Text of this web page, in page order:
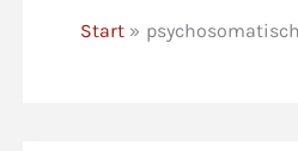
Start